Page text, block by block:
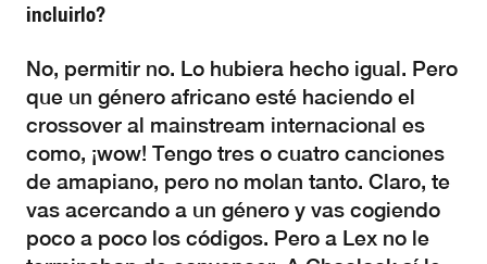
incluirlo?
No, permitir no. Lo hubiera hecho igual. Pero
que un género africano esté haciendo el
crossover al mainstream internacional es
como, ¡wow! Tengo tres o cuatro canciones
de amapiano, pero no molan tanto. Claro, te
vas acercando a un género y vas cogiendo
poco a poco los códigos. Pero a Lex no le